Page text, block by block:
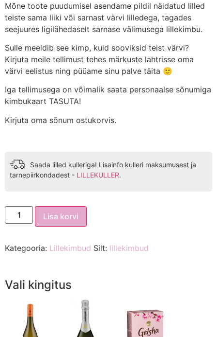
Mõne toote puudumisel asendame pildil näidatud lilled
teiste sama liiki või sarnast värvi lilledega, tagades
seejuures ligilähedaselt sarnase välimusega lillekimbu.
Sulle meeldib see kimp, kuid sooviksid teist värvi?
Kirjuta meile tellimust tehes märkuste lahtrisse oma
värvi eelistus ning püüame sinu palve täita 🙂
Iga tellimusega on võimalik saata personaalse sõnumiga
kimbukaart TASUTA!
Kirjuta oma sõnum ostukorvis.
Saada lilled kulleriga! Lisainfo kulleri maksumusest ja
tarnepiirkondadest - LILLEKULLER.
Lisa korvi
Kategooria: Lillekimbud Silt: lillekimbud
Vali kingitus